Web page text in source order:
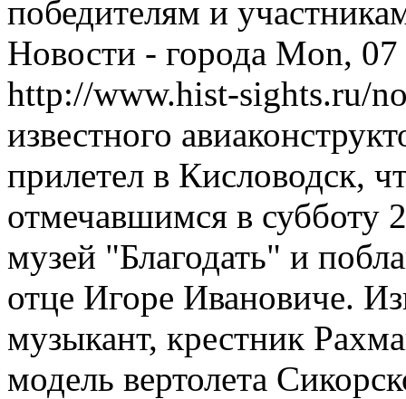
победителям и
Новости - города Mon,
http://www.hist-sights.ru/
известного
прилетел в Кисловодск,
отмечавшимся в субботу
музей "Благодать" и
отце Игоре Ивановиче.
музыкант, крестник
модель вертолета